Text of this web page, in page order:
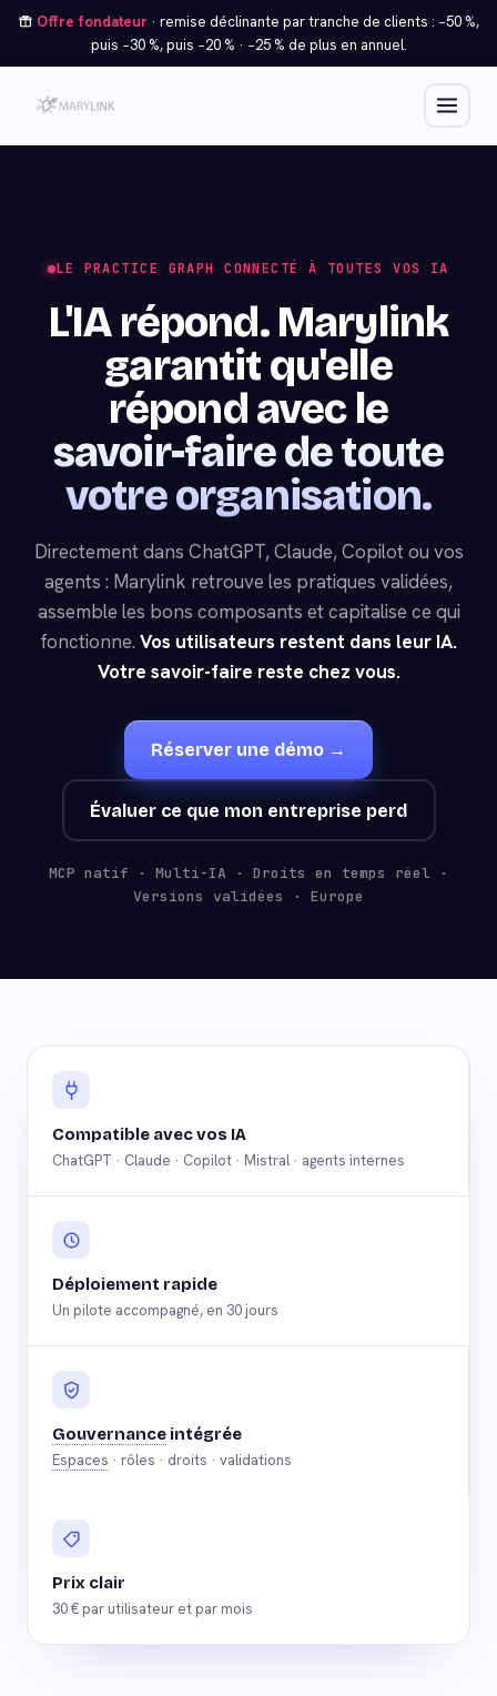
Offre fondateur· remise déclinante par tranche de clients : −50 %,
puis −30 %, puis −20 % · −25 % de plus en annuel.
LE PRACTICE GRAPH CONNECTÉ À TOUTES VOS IA
L'IA répond. Marylink
garantit qu'elle
répond avec le
savoir-faire de toute
votre organisation.
Directement dans ChatGPT, Claude, Copilot ou vos
agents : Marylink retrouve les pratiques validées,
assemble les bons composants et capitalise ce qui
fonctionne. Vos utilisateurs restent dans leur IA.
Votre savoir-faire reste chez vous.
Réserver une démo →
Évaluer ce que mon entreprise perd
MCP natif · Multi-IA · Droits en temps réel ·
Versions validées · Europe
Compatible avec vos IA
ChatGPT · Claude · Copilot · Mistral · agents internes
Déploiement rapide
Un pilote accompagné, en 30 jours
Gouvernance intégrée
Espaces · rôles · droits · validations
Prix clair
30 € par utilisateur et par mois